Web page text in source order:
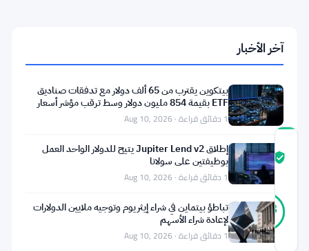
الحقيقية
بقيمة
دولار
درجة
ثقة
المجتمع
موثّق
88
%
حقيقي
موثّق
أصوات
آخر تحديث 2 أشهر مضت
آخر الأخبار
بيتكوين يقترب من 65 ألف دولار مع تدفقات صناديق
ETF بقيمة 854 مليون دولار وسط ترقب مؤشر أسعار
المستهلكين1 دقائق قراءة · Aug 10, 2026
إطلاق Jupiter Lend v2 يتيح للدولار الواحد العمل
بوظيفتين على سولانا
1 دقائق قراءة · Aug 10, 2026
تباطؤ بيتماين في شراء إيثريوم وتوجيه ملايين الدولارات
لإعادة شراء الأسهم
1 دقائق قراءة · Aug 10, 2026